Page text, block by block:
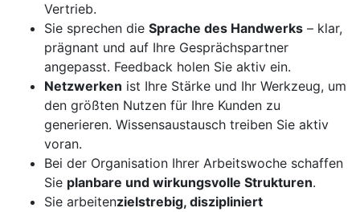
Vertrieb.
Sie sprechen die Sprache des Handwerks – klar,
prägnant und auf Ihre Gesprächspartner
angepasst. Feedback holen Sie aktiv ein.
Netzwerken ist Ihre Stärke und Ihr Werkzeug, um
den größten Nutzen für Ihre Kunden zu
generieren. Wissensaustausch treiben Sie aktiv
voran.
Bei der Organisation Ihrer Arbeitswoche schaffen
Sie planbare und wirkungsvolle Strukturen.
Sie arbeitenzielstrebig, diszipliniert